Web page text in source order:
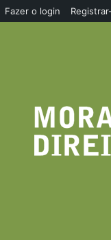
Fazer o login